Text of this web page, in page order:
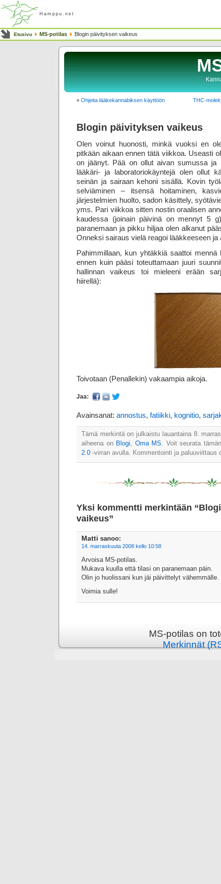
Hamppu.net
Etusivu MS-potilas Blogin päivityksen vaikeus
« Ohjeita lääkekannabiksen käyttöön THC-
Blogin päivityksen vaikeus
Olen voinut huonosti, minkä vuoksi en
pitkään aikaan ennen tätä viikkoa. Useasti
on jäänyt. Pää on ollut aivan sumussa ja
lääkäri- ja laboratorio­käyntejä olen ollut
seinän ja sairaan kehoni sisällä. Kovin
selviäminen – itsensä hoitaminen,
järjestelmien huolto, sadon käsittely,
yms. Pari viikkoa sitten nostin oraalisen
kaudessa (joinain päivinä on mennyt 5
paranemaan ja pikku hiljaa olen alkanut
Onneksi sairaus vielä reagoi lääkkeeseen ja
Pahimmillaan, kun yhtäkkiä saattoi
ennen kuin pääsi toteuttamaan juuri
hallinnan vaikeus toi mieleeni erään
hiirellä):
Toivotaan (Penallekin) vakaampia aikoja.
Jaa:
Avainsanat: annostus, fatiikki, kognitio,
Tämä merkintä on julkaistu lauantaina 8.
aiheena on Blogi, Oma MS. Voit seurata
2.0 -virran avulla. Kommentointi ja paluuviittaus
Yksi kommentti merkintään
vaikeus”
Matti sanoo:
14. marraskuuta 2008 kello 10:58
Arvoisa MS-potilas.
Mukava kuulla että tilasi on paranemaan päin.
Olin jo huolissani kun jäi päivittelyt vähemmälle.
Voimia sulle!
MS-potilas on
Merkinnät